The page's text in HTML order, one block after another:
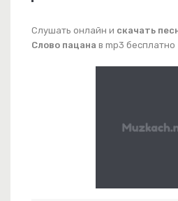
Слушать онлайн и скачать
Слово пацана в mp3 бесплатно